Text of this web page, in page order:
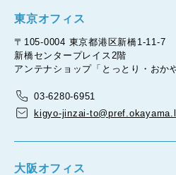
東京オフィス
〒105-0004 東京都港区新橋1-11-7
新橋センタープレイス2階
アンテナショップ「とっとり・おか
03-6280-6951
kigyo-jinzai-
大阪オフィス